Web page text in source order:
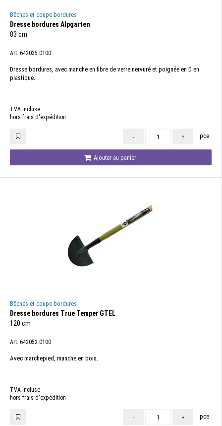
Bêches et coupe-bordures
Dresse bordures Alpgarten
83 cm
Art. 642035.0100
Dresse bordures, avec manche en fibre de verre nervuré et poignée en D en
plastique.
TVA incluse
hors frais d'expédition
- + pce
Ajouter au panier
Bêches et coupe-bordures
Dresse bordures True Temper GTEL
120 cm
Art. 642052.0100
Avec marchepied, manche en bois.
TVA incluse
hors frais d'expédition
- + pce